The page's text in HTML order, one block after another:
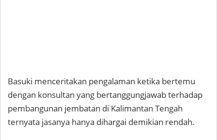
Basuki menceritakan pengalaman ketika bertemu
dengan konsultan yang bertanggungjawab terhadap
pembangunan jembatan di Kalimantan Tengah
ternyata jasanya hanya dihargai demikian rendah.